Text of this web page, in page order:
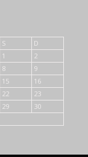
S
D
1
2
8
9
15
16
22
23
29
30